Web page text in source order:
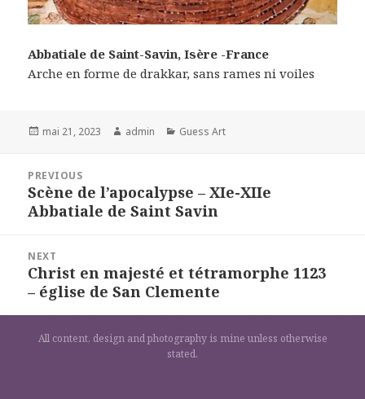
Abbatiale de Saint-Savin, Isère -France
Arche en forme de drakkar, sans rames ni voiles
Posted
mai 21, 2023 Author
admin Categories
Guess Art
l’article
PREVIOUS
Previous
post:
Scène de l’apocalypse – XIe-XIIe
Abbatiale de Saint Savin
NEXT
Next
post:
Christ en majesté et tétramorphe 1123
– église de San Clemente
All content, design and photography is mine unless otherwise
stated.